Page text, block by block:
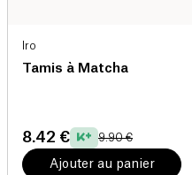
Iro
Tamis à Matcha
8.42 € 9.90 €
Ajouter au panier